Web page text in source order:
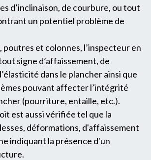
d’inclinaison, de courbure, ou tout
un potentiel problème de
poutres et colonnes, l’inspecteur en
signe d’affaissement, de
dans le plancher ainsi que
pouvant affecter l’intégrité
(pourriture, entaille, etc.).
est aussi vérifiée tel que la
déformations, d'affaissement
indiquant la présence d'un